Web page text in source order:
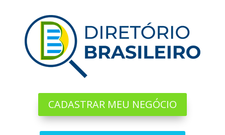
CADASTRAR MEU NEGÓCIO